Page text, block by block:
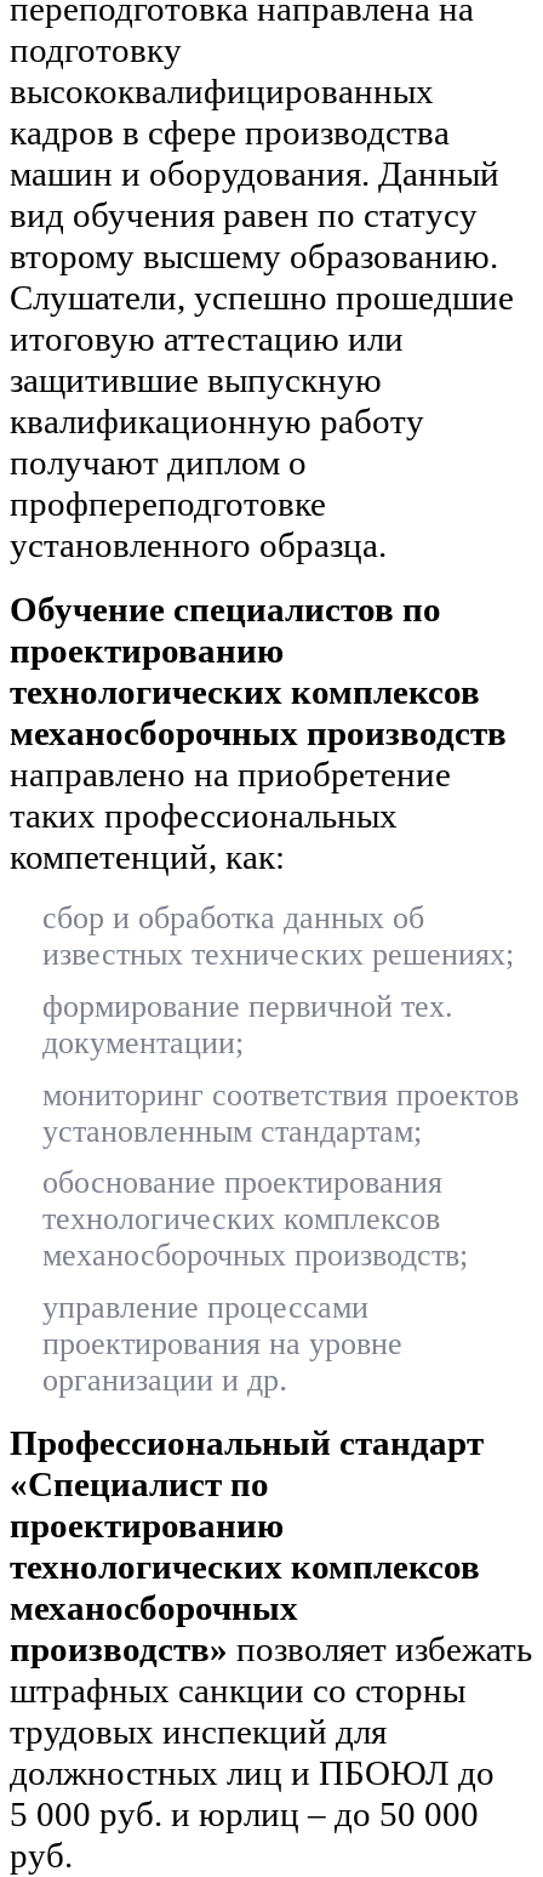
переподготовка направлена на
подготовку
высококвалифицированных
кадров в сфере производства
машин и оборудования. Данный
вид обучения равен по статусу
второму высшему образованию.
Слушатели, успешно прошедшие
итоговую аттестацию или
защитившие выпускную
квалификационную работу
получают диплом о
профпереподготовке
установленного образца.
Обучение специалистов по
проектированию
технологических комплексов
механосборочных производств
направлено на приобретение
таких профессиональных
компетенций, как:
сбор и обработка данных об
известных технических решениях;
формирование первичной тех.
документации;
мониторинг соответствия проектов
установленным стандартам;
обоснование проектирования
технологических комплексов
механосборочных производств;
управление процессами
проектирования на уровне
организации и др.
Профессиональный стандарт
«Специалист по
проектированию
технологических комплексов
механосборочных
производств» позволяет избежать
штрафных санкции со сторны
трудовых инспекций для
должностных лиц и ПБОЮЛ до
5 000 руб. и юрлиц – до 50 000
руб.